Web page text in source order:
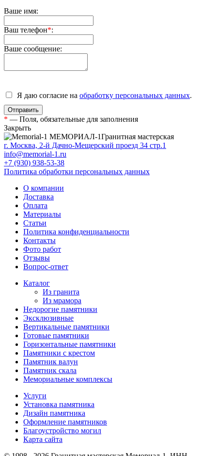
Ваше имя:
Ваш телефон*:
Ваше сообщение:
Я даю согласие на обработку персональных данных.
* — Поля, обязательные для заполнения
Закрыть
МЕМОРИАЛ-1Гранитная мастерская
г. Москва, 2-й Дачно-Мещерский проезд 34 стр.1
info@memorial-1.ru
+7 (930) 938-53-38
Политика обработки персональных данных
О компании
Доставка
Оплата
Материалы
Статьи
Политика конфиденциальности
Контакты
Фото работ
Отзывы
Вопрос-ответ
Каталог
Из гранита
Из мрамора
Недорогие памятники
Эксклюзивные
Вертикальные памятники
Готовые памятники
Горизонтальные памятники
Памятники с крестом
Памятник валун
Памятник скала
Мемориальные комплексы
Услуги
Установка памятника
Дизайн памятника
Оформление памятников
Благоустройство могил
Карта сайта